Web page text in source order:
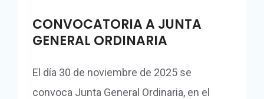
CONVOCATORIA A JUNTA
GENERAL ORDINARIA
El día 30 de noviembre de 2025 se
convoca Junta General Ordinaria, en el